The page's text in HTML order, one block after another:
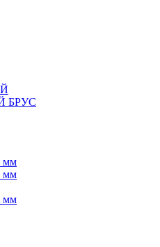
БРУС
мм
мм
мм